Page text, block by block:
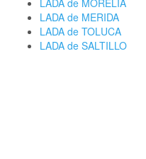
LADA de MORELIA
LADA de MERIDA
LADA de TOLUCA
LADA de SALTILLO